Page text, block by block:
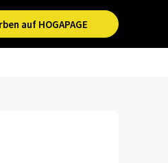
auf HOGAPAGE